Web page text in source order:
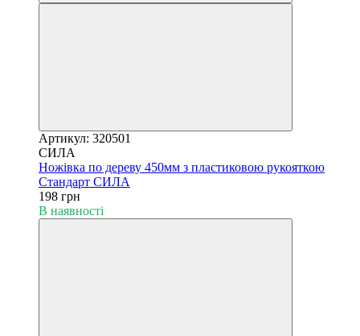
Артикул: 320501
СИЛА
Ножівка по дереву 450мм з пластиковою рукояткою
Стандарт СИЛА
198 грн
В наявності